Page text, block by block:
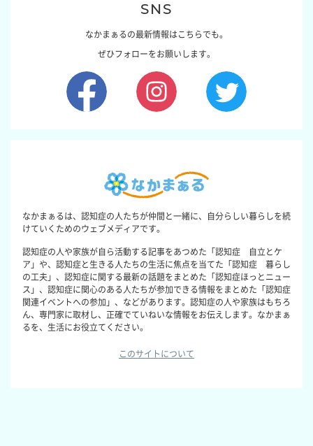
SNS
なかまぁるの最新情報はこちらでも。
ぜひフォローをお願いします。
なかまぁるは、認知症の人たちが仲間と一緒に、自分らしい暮らしを続
けていくためのウェブメディアです。
認知症の人や家族が自ら活動する記事をあつめた「認知症 自立とケ
ア」や、認知症と生きる人たちの生活に焦点を当てた「認知症 暮らし
の工夫」、認知症に関する最新の話題をまとめた「認知症ほっとニュー
ス」、認知症に関心のある人たちが参加できる情報をまとめた「認知症
関連イベントへの参加」、などがあります。認知症の人や家族はもちろ
ん、専門家に取材し、正確でていねいな情報をお伝えします。なかまぁ
るを、生活にお役立てください。
このサイトについて